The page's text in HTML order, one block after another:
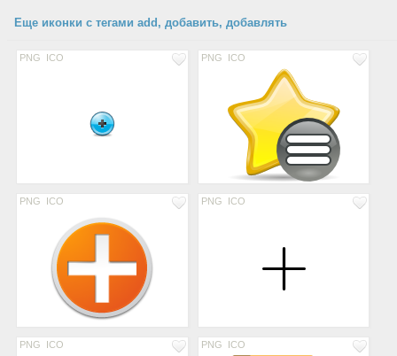
Еще иконки с тегами add, добавить, добавлять
PNG ICO PNG ICO
PNG ICO PNG ICO
PNG ICO PNG ICO